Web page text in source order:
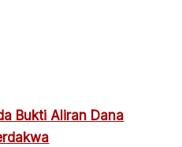
Bukti Aliran Dana